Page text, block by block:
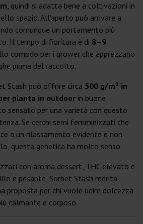
, quindi si adatta bene a coltivazioni in
spazio. All'aperto può arrivare a
comunque un portamento più
Il tempo di fioritura è di 8–9
comodo per i grower che apprezzano
prima del raccolto.
Stash può offrire circa 500 g/m² in
pianta in outdoor in buone
sensato per una varietà con questo
Se cerchi semi femminizzati che
a un rilassamento evidente e non
questa genetica ha molto senso.
con aroma dessert, THC elevato e
e pesante, Sorbet Stash merita
proposta per chi vuole unire dolcezza
calmante e corposo.